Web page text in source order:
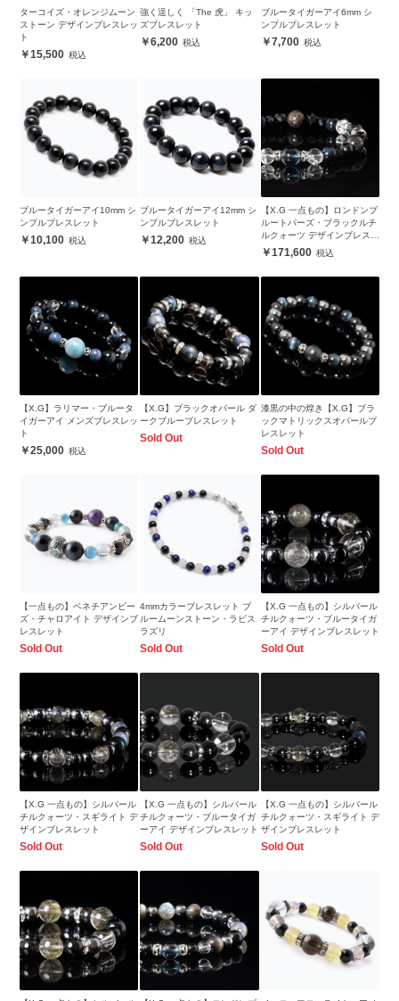
ターコイズ・オレンジムーン
ストーン デザインブレスレッ
ト
15,500
強く逞しく 「The 虎」 キッ
ズブレスレット
6,200
ブルータイガーアイ6mm シ
ンプルブレスレット
7,700
ブルータイガーアイ10mm シ
ンプルブレスレット
10,100
ブルータイガーアイ12mm シ
ンプルブレスレット
12,200
【X.G 一点もの】ロンドンブ
ルートパーズ・ブラックルチ
ルクォーツ デザインブレスレ
ット171,600
【X.G】ラリマー・ブルータ
イガーアイ メンズブレスレッ
ト
25,000
【X.G】ブラックオパール ダ
ークブルーブレスレット
Sold Out
漆黒の中の煌き【X.G】ブラ
ックマトリックスオパールブ
レスレット
Sold Out
【一点もの】ベネチアンビー
ズ・チャロアイト デザインブ
レスレット
Sold Out
4mmカラーブレスレット ブ
ルームーンストーン・ラピス
ラズリ
Sold Out
【X.G 一点もの】シルバール
チルクォーツ・ブルータイガ
ーアイ デザインブレスレット
Sold Out
【X.G 一点もの】シルバール
チルクォーツ・スギライト デ
ザインブレスレット
Sold Out
【X.G 一点もの】シルバール
チルクォーツ・ブルータイガ
ーアイ デザインブレスレット
Sold Out
【X.G 一点もの】シルバール
チルクォーツ・スギライト デ
ザインブレスレット
Sold Out